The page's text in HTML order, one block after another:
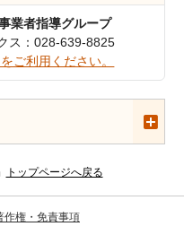
業者指導グループ
ス：028-639-8825
ご利用ください。
トップページへ戻る
作権・免責事項